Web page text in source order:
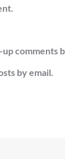
comments
by email.